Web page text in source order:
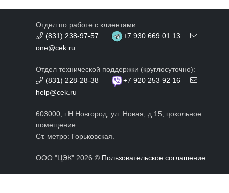
Отдел по работе с клиентами:
(831) 238-97-57
+7 930 669 01 13
one@cek.ru
Отдел технической поддержки (круглосуточно):
(831) 228-28-38
+7 920 253 92 16
help@cek.ru
603000, г.Н.Новгород, ул. Новая, д.15, цокольное
помещение.
Ст. метро: Горьковская.
ООО "ЦЭК" 2026 © Пользовательское соглашение